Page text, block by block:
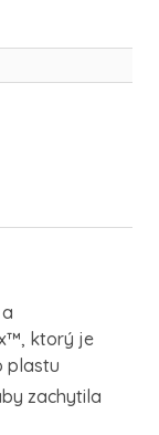
ktorý je
plastu
zachytila